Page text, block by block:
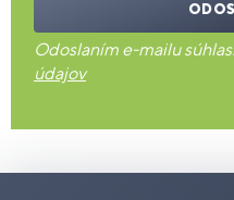
Odoslaním e-mailu
údajov